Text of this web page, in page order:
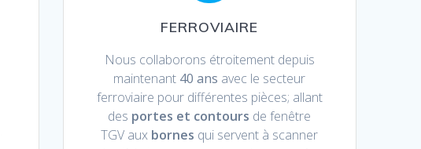
FERROVIAIRE
Nous collaborons étroitement depuis
maintenant 40 ans avec le secteur
ferroviaire pour différentes pièces; allant
des portes et contours defenêtre
TGV aux bornes qui servent à scanner